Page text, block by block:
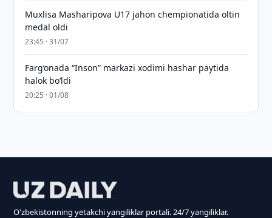
Muxlisa Masharipova U17 jahon chempionatida oltin
medal oldi
23:45 · 31/07
Farg‘onada “Inson” markazi xodimi hashar paytida
halok bo‘ldi
20:25 · 01/08
O'zbekistonning yetakchi yangiliklar portali. 24/7 yangiliklar.